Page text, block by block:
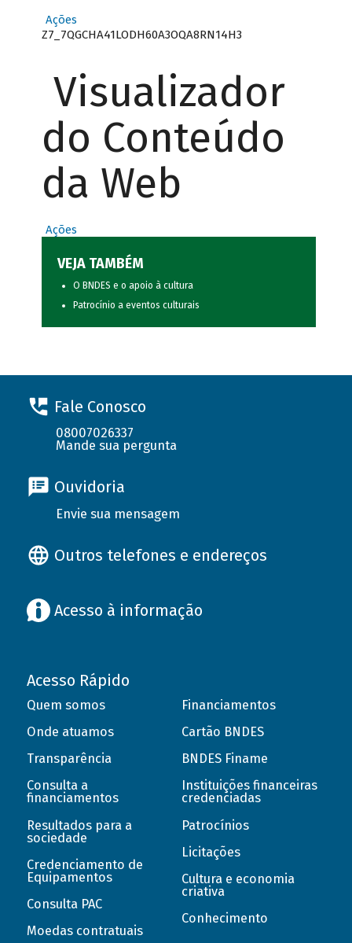
Ações
Z7_7QGCHA41LODH60A3OQA8RN14H3
Visualizador
do Conteúdo
da Web
Ações
VEJA TAMBÉM
O BNDES e o apoio à cultura
Patrocínio a eventos culturais
Fale Conosco
08007026337
Mande sua pergunta
Ouvidoria
Envie sua mensagem
Outros telefones e endereços
Acesso à informação
Acesso Rápido
Quem somos
Onde atuamos
Transparência
Consulta a
financiamentos
Resultados para a
sociedade
Credenciamento de
Equipamentos
Consulta PAC
Moedas contratuais
Financiamentos
Cartão BNDES
BNDES Finame
Instituições financeiras
credenciadas
Patrocínios
Licitações
Cultura e economia
criativa
Conhecimento